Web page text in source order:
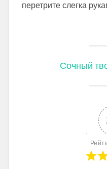
перетрите слегка
Сочный